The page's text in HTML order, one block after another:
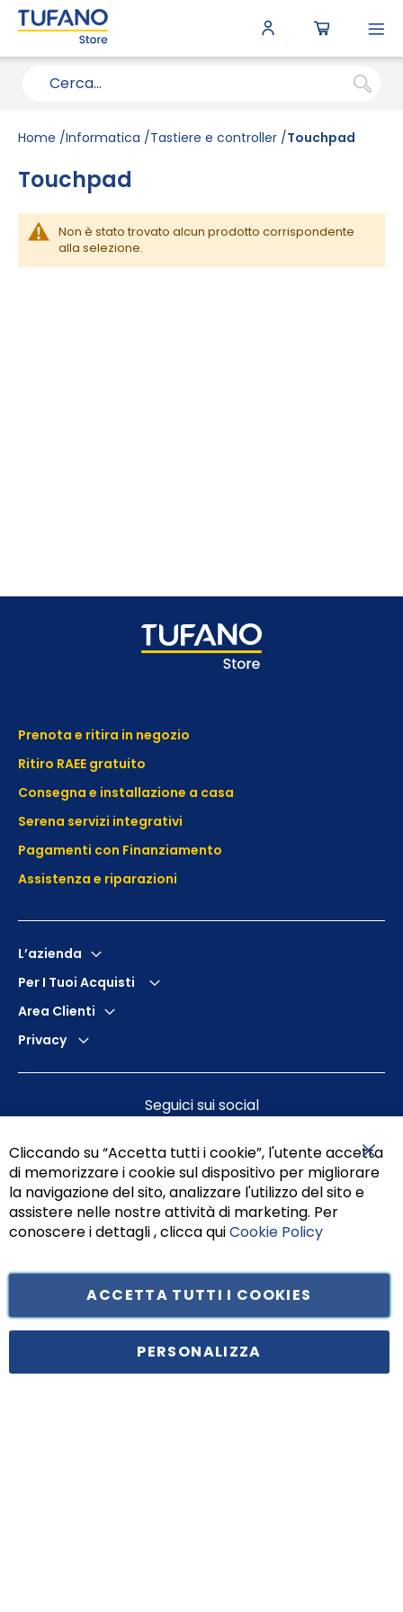
Home Informatica Tastiere e controller Touchpad
Touchpad
Non è stato trovato alcun prodotto corrispondente
alla selezione.
Prenota e ritira in negozio
Ritiro RAEE gratuito
Consegna e installazione a casa
Serena servizi integrativi
Pagamenti con Finanziamento
Assistenza e riparazioni
L’azienda
Per I Tuoi Acquisti
Area Clienti
Privacy
Seguici sui social
Principe di Piemonte 199, cap. 80026 Casoria (NA) - C.F. 05834470634 -
Cliccando su “Accetta tutti i cookie”, l'utente accetta
di memorizzare i cookie sul dispositivo per migliorare
la navigazione del sito, analizzare l'utilizzo del sito e
assistere nelle nostre attività di marketing. Per
conoscere i dettagli , clicca quiCookie Policy
ACCETTA TUTTI I COOKIES
PERSONALIZZA